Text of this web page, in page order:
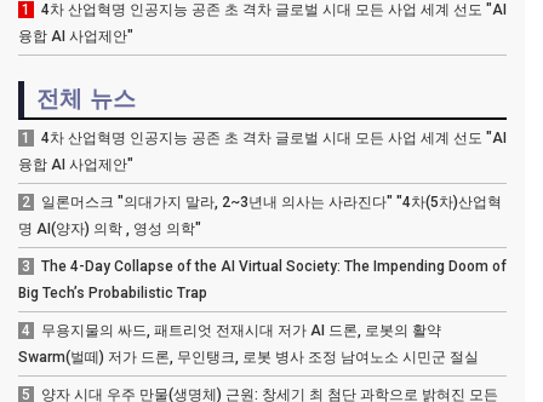
1
4차 산업혁명 인공지능 공존 초 격차 글로벌 시대 모든 사업 세계 선도 "AI
융합 AI 사업제안"
전체 뉴스
1
4차 산업혁명 인공지능 공존 초 격차 글로벌 시대 모든 사업 세계 선도 "AI
융합 AI 사업제안"
2
일론머스크 "의대가지 말라, 2~3년내 의사는 사라진다" "4차(5차)산업혁
명 AI(양자) 의학 , 영성 의학"
3
The 4-Day Collapse of the AI Virtual Society: The Impending Doom of
Big Tech’s Probabilistic Trap
4
무용지물의 싸드, 패트리엇 전재시대 저가 AI 드론, 로봇의 활약
Swarm(벌떼) 저가 드론, 무인탱크, 로봇 병사 조정 남여노소 시민군 절실
5
양자 시대 우주 만물(생명체) 근원: 창세기 최 첨단 과학으로 밝혀진 모든